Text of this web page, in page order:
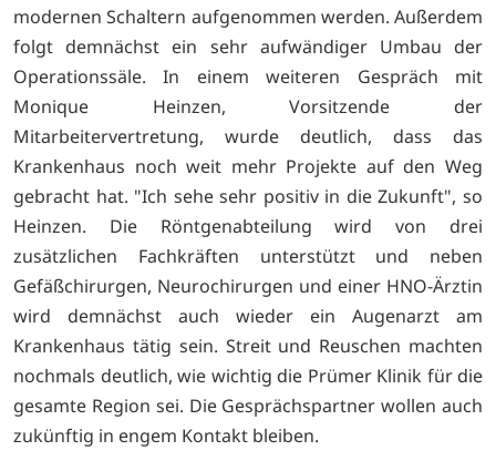
modernen Schaltern aufgenommen werden. Außerdem
folgt demnächst ein sehr aufwändiger Umbau der
Operationssäle. In einem weiteren Gespräch mit
Monique Heinzen, Vorsitzende der
Mitarbeitervertretung, wurde deutlich, dass das
Krankenhaus noch weit mehr Projekte auf den Weg
gebracht hat. "Ich sehe sehr positiv in die Zukunft", so
Heinzen. Die Röntgenabteilung wird von drei
zusätzlichen Fachkräften unterstützt und neben
Gefäßchirurgen, Neurochirurgen und einer HNO-Ärztin
wird demnächst auch wieder ein Augenarzt am
Krankenhaus tätig sein. Streit und Reuschen machten
nochmals deutlich, wie wichtig die Prümer Klinik für die
gesamte Region sei. Die Gesprächspartner wollen auch
zukünftig in engem Kontakt bleiben.